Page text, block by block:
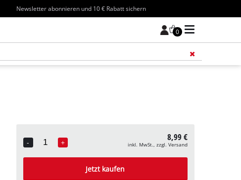
Newsletter abonnieren und 10 € Rabatt sichern
0
-
Quantity
+ 8,99 €
inkl. MwSt., zzgl. Versand
Jetzt kaufen